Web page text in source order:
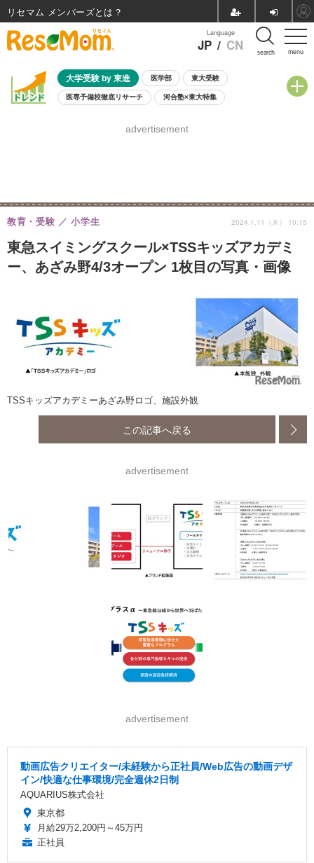
menu
Language
JP / CN search
大学受験 by 東進 医学部 東大受験
医専予備校徹底リサーチ 河合塾×東大特集
8月開催学校説明会・相談会
advertisement
東急スイミングスクール×TSSキッズアカデミ
ー、あざみ野4/3オープン 1枚目の写真・画像
教育・受験 小学生 2024.1.11（木） 10:15
TSSキッズアカデミーあざみ野ロゴ、施設外観
この記事へ戻る
advertisement
advertisement
動画広告クリエイター/未経験から正社員/Web広告の動画デザ
イン/快適な仕事環境/完全週休2日制
AQUARIUS株式会社
東京都
月給29万2,200円～45万円
正社員
リセマム メンバーズ